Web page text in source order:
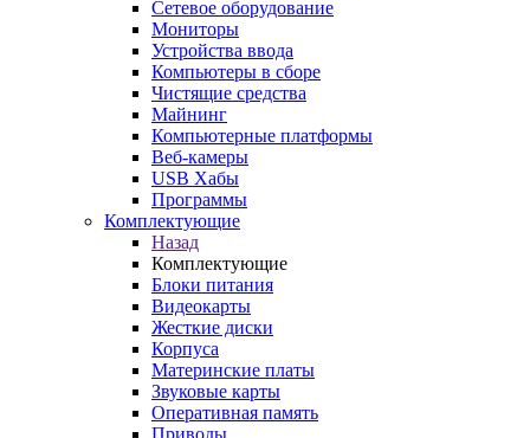
Сетевое оборудование
Мониторы
Устройства ввода
Компьютеры в сборе
Чистящие средства
Майнинг
Компьютерные платформы
Веб-камеры
USB Хабы
Программы
Комплектующие
Назад
Комплектующие
Блоки питания
Видеокарты
Жесткие диски
Корпуса
Материнские платы
Звуковые карты
Оперативная память
Приводы